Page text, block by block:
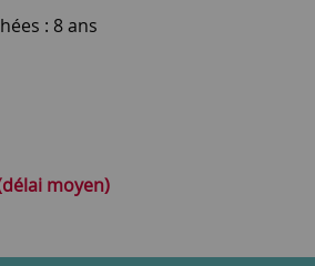
: 8 ans
moyen)